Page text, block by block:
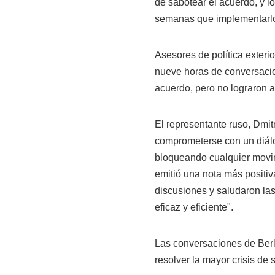
semanas que
Asesores de política
nueve horas de
acuerdo, pero no lograron
El representante ruso,
comprometerse con un
bloqueando cualquier
emitió una nota más
discusiones y saludaron
eficaz y eficiente".
Las conversaciones de
resolver la mayor crisis de